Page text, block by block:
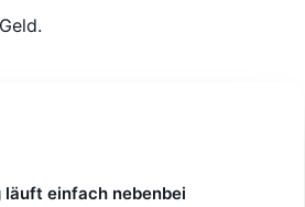
läuft einfach nebenbei